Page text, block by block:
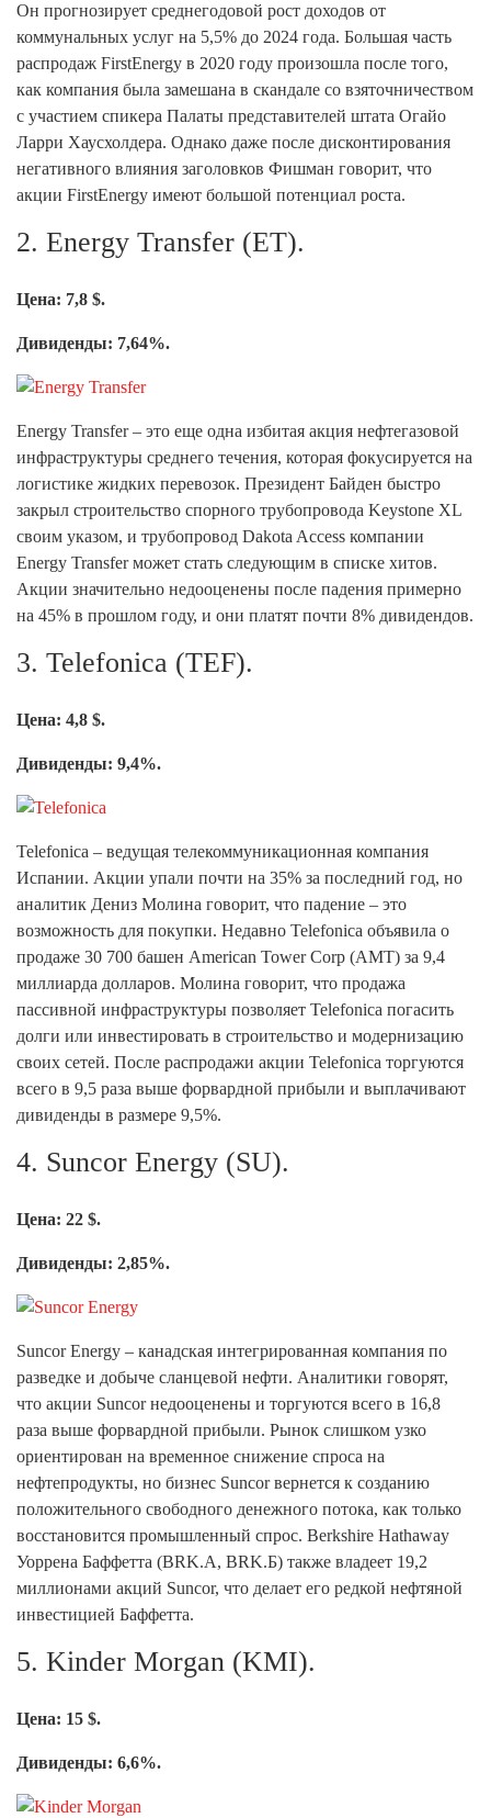
Он прогнозирует среднегодовой рост доходов от
коммунальных услуг на 5,5% до 2024 года. Большая часть
распродаж FirstEnergy в 2020 году произошла после того,
как компания была замешана в скандале со взяточничеством
с участием спикера Палаты представителей штата Огайо
Ларри Хаусхолдера. Однако даже после дисконтирования
негативного влияния заголовков Фишман говорит, что
акции FirstEnergy имеют большой потенциал роста.
2. Energy Transfer (ET).
Цена: 7,8 $.
Дивиденды: 7,64%.
Energy Transfer – это еще одна избитая акция нефтегазовой
инфраструктуры среднего течения, которая фокусируется на
логистике жидких перевозок. Президент Байден быстро
закрыл строительство спорного трубопровода Keystone XL
своим указом, и трубопровод Dakota Access компании
Energy Transfer может стать следующим в списке хитов.
Акции значительно недооценены после падения примерно
на 45% в прошлом году, и они платят почти 8% дивидендов.
3. Telefonica (TEF).
Цена: 4,8 $.
Дивиденды: 9,4%.
Telefonica – ведущая телекоммуникационная компания
Испании. Акции упали почти на 35% за последний год, но
аналитик Дениз Молина говорит, что падение – это
возможность для покупки. Недавно Telefonica объявила о
продаже 30 700 башен American Tower Corp (AMT) за 9,4
миллиарда долларов. Молина говорит, что продажа
пассивной инфраструктуры позволяет Telefonica погасить
долги или инвестировать в строительство и модернизацию
своих сетей. После распродажи акции Telefonica торгуются
всего в 9,5 раза выше форвардной прибыли и выплачивают
дивиденды в размере 9,5%.
4. Suncor Energy (SU).
Цена: 22 $.
Дивиденды: 2,85%.
Suncor Energy – канадская интегрированная компания по
разведке и добыче сланцевой нефти. Аналитики говорят,
что акции Suncor недооценены и торгуются всего в 16,8
раза выше форвардной прибыли. Рынок слишком узко
ориентирован на временное снижение спроса на
нефтепродукты, но бизнес Suncor вернется к созданию
положительного свободного денежного потока, как только
восстановится промышленный спрос. Berkshire Hathaway
Уоррена Баффетта (BRK.A, BRK.Б) также владеет 19,2
миллионами акций Suncor, что делает его редкой нефтяной
инвестицией Баффетта.
5. Kinder Morgan (KMI).
Цена: 15 $.
Дивиденды: 6,6%.